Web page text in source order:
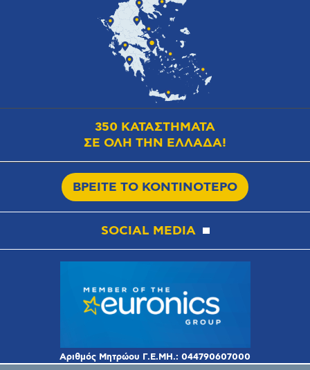
350 ΚΑΤΑΣΤΗΜΑΤΑ
ΣΕ ΟΛΗ ΤΗΝ ΕΛΛΑΔΑ!
ΒΡΕΙΤΕ ΤΟ ΚΟΝΤΙΝΟΤΕΡΟ
SOCIAL MEDIA